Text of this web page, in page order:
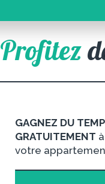
Profitez
GAGNEZ DU
GRATUITEMENT
votre